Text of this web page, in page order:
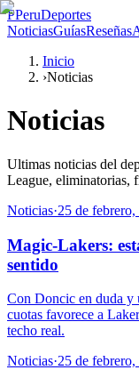
PPeruDeportes
NoticiasGuíasReseñas
Inicio
›Noticias
Noticias
Ultimas noticias del
League, eliminatorias,
Noticias·25 de
Magic-Lakers:
sentido
Con Doncic en duda y
cuotas favorece a
techo real.
Noticias·25 de